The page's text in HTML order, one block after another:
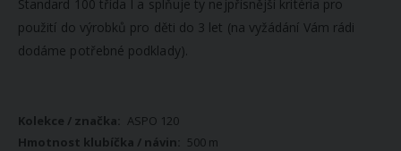
Standard 100 třída I a splňuje ty nejpřísnější kritéria pro
použití do výrobků pro děti do 3 let (na vyžádání Vám rádi
dodáme potřebné podklady).
Více
informací
ASPO 120
500 m